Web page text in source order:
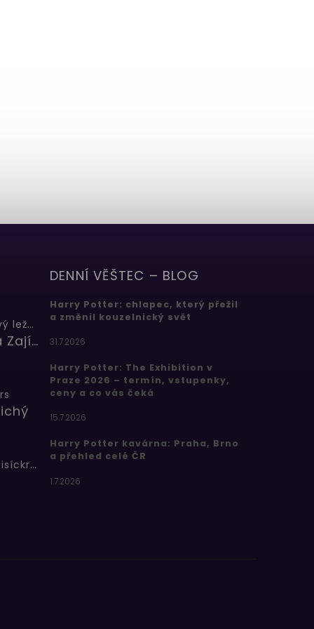
Butterbeer: Máslový ležák
Barbora Zajícová
Bertíkovy fazolky tisíckrát jinak
DENNÍ VĚŠTEC – BLOG
Harry Potter: chlapec, který přežil
a změnil kouzelnický svět
31.7.2026
Harry Potter: The Exhibition v
Praze 2026 – termín, vstupenky,
ceny a co vás čeká
15.7.2026
Harry Potter kavárna: Praha, Brno
a přehled celé ČR
1.7.2026